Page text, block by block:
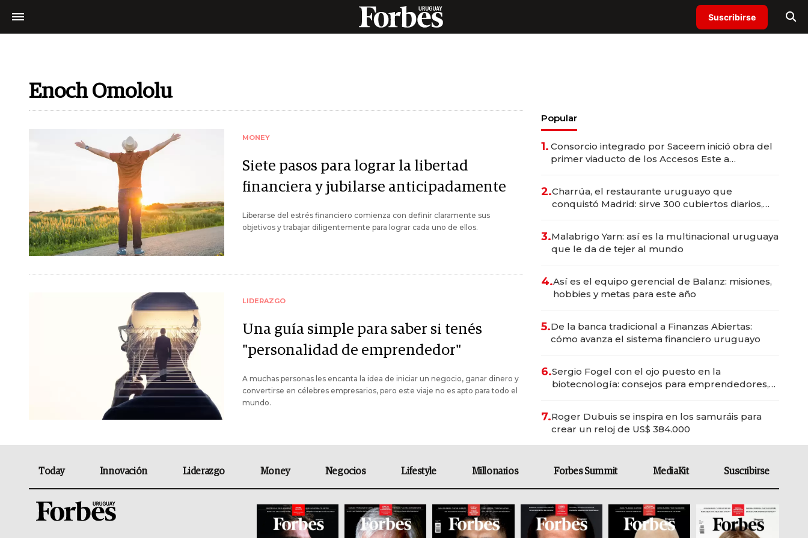
Suscribirse
Enoch Omololu
MONEY
Siete pasos para lograr la libertad
financiera y jubilarse anticipadamente
Liberarse del estrés financiero comienza con definir claramente sus
objetivos y trabajar diligentemente para lograr cada uno de ellos.
LIDERAZGO
Una guía simple para saber si tenés
"personalidad de emprendedor"
A muchas personas les encanta la idea de iniciar un negocio, ganar dinero y
convertirse en célebres empresarios, pero este viaje no es apto para todo el
mundo.
Popular
1. Consorcio integrado por Saceem inició obra del
primer viaducto de los Accesos Este a
2.Charrúa, el restaurante uruguayo que
conquistó Madrid: sirve 300 cubiertos diarios,
3.Malabrigo Yarn: así es la multinacional uruguaya
que le da de tejer al mundo
4.Así es el equipo gerencial de Balanz: misiones,
hobbies y metas para este año
5.De la banca tradicional a Finanzas Abiertas:
cómo avanza el sistema financiero uruguayo
6.Sergio Fogel con el ojo puesto en la
biotecnología: consejos para emprendedores,
7.Roger Dubuis se inspira en los samuráis para
crear un reloj de US$ 384.000
Today Innovación Liderazgo Money Negocios Lifestyle Millonarios Forbes Summit MediaKit Suscribirse